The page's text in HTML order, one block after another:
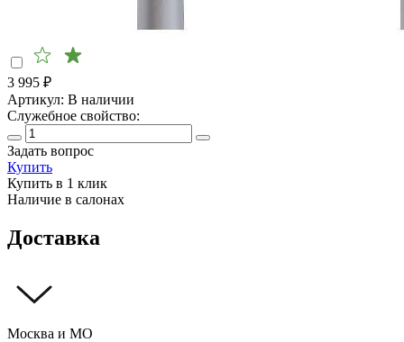
3 995 ₽
Артикул: В наличии
Служебное свойство:
Задать вопрос
Купить
Купить в 1 клик
Наличие в салонах
Доставка
Москва и МО